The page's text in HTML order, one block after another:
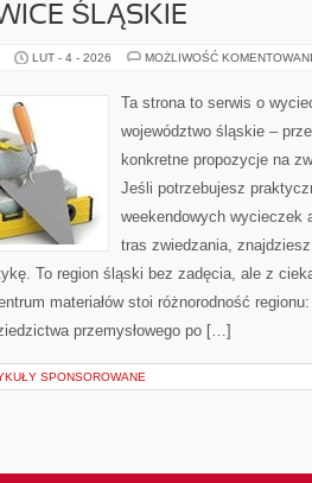
ŚLĄSKIE
LUT - 4 - 2026 MOŻLIWOŚĆ
Ta strona to serwis o
województwo śląskie –
konkretne propozycje na
Jeśli potrzebujesz
weekendowych wycieczek
tras zwiedzania,
To region śląski bez zadęcia, ale z
materiałów stoi różnorodność
przemysłowego po […]
SPONSOROWANE